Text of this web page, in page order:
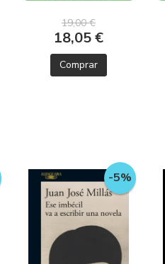
19,00 €
18,05 €
Comprar
-5%